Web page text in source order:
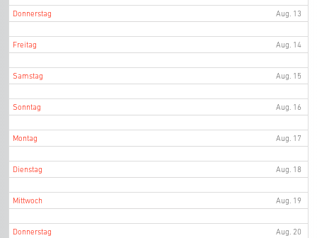
Donnerstag Aug. 13
Freitag Aug. 14
Samstag Aug. 15
Sonntag Aug. 16
Montag Aug. 17
Dienstag Aug. 18
Mittwoch Aug. 19
Donnerstag Aug. 20